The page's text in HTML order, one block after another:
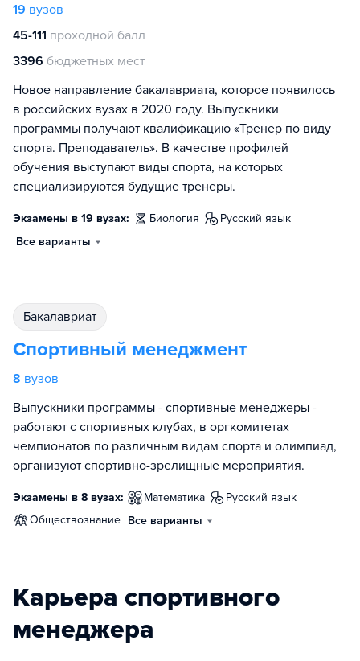
19 вузов
45-111 проходной балл
3396 бюджетных мест
Новое направление бакалавриата, которое появилось
в российских вузах в 2020 году. Выпускники
программы получают квалификацию «Тренер по виду
спорта. Преподаватель». В качестве профилей
обучения выступают виды спорта, на которых
специализируются будущие тренеры.
Экзамены в 19 вузах: биология
русский язык
Все варианты
бакалавриат
Спортивный менеджмент
8 вузов
Выпускники программы - спортивные менеджеры -
работают с спортивных клубах, в оргкомитетах
чемпионатов по различным видам спорта и олимпиад,
организуют спортивно-зрелищные мероприятия.
Экзамены в 8 вузах: математика
русский язык
обществознание Все варианты
Карьера спортивного
менеджера